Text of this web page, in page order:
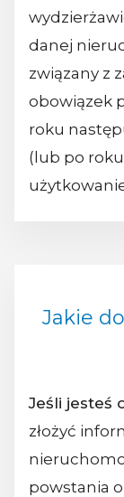
danej
związany z
obowiązek
roku
(lub po
Jakie
Jeśli jesteś
złożyć
powstania